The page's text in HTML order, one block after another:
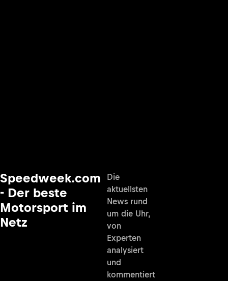
Speedweek.com
- Der beste
Motorsport im
Netz
Die
aktuellsten
News rund
um die Uhr,
von
Experten
analysiert
und
kommentiert